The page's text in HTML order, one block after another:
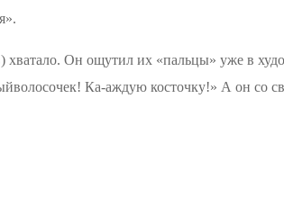
хватало. Он ощутил их «пальцы» уже в
! Ка-аждую косточку!» А он со